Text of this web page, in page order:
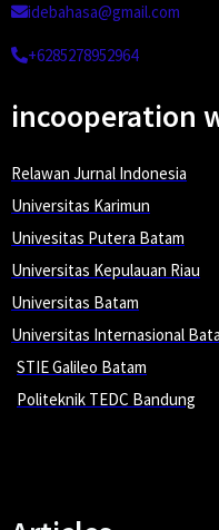
idebahasa@gmail.com
+6285278952964
incooperation
Relawan Jurnal Indonesia
Universitas Karimun
Univesitas Putera Batam
Universitas Kepulauan Riau
Universitas Batam
Universitas Internasional
STIE Galileo Batam
Politeknik TEDC Bandung